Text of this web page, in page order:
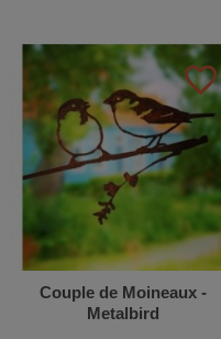
favorite_border
Couple de Moineaux -
Metalbird